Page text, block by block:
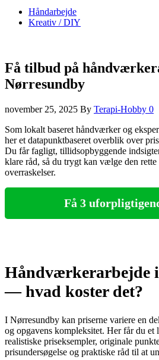
Håndarbejde
Kreativ / DIY
Få tilbud på
Nørresundby
november 25, 2025 By Terapi-Hobby 0
Som lokalt baseret håndværker og
her et datapunktbaseret overblik over
Du får fagligt, tillidsopbyggende
klare råd, så du trygt kan vælge den
overraskelser.
Få 3
Håndværkerarbejde
— hvad koster det?
I Nørresundby kan priserne variere en
og opgavens kompleksitet. Her får du
realistiske priseksempler, originale
prisundersøgelse og praktiske råd til at